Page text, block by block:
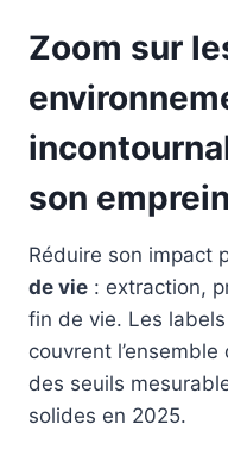
Zoom sur
son
Réduire son impact
de vie : extraction,
fin de vie. Les
couvrent
des seuils
solides en 2025.